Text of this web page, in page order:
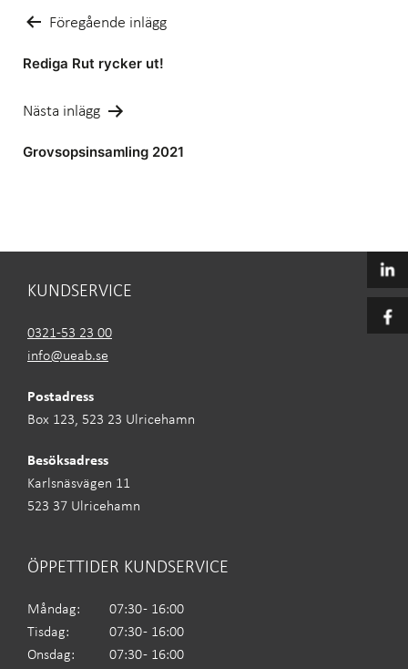
Inläggsnavigering
Föregående inlägg
Rediga Rut rycker ut!
Nästa inlägg
Grovsopsinsamling 2021
KUNDSERVICE
0321-53 23 00
info@ueab.se
Postadress
Box 123, 523 23 Ulricehamn
Besöksadress
Karlsnäsvägen 11
523 37 Ulricehamn
ÖPPETTIDER KUNDSERVICE
Måndag:
07:30 - 16:00
Tisdag:
07:30 - 16:00
Onsdag:
07:30 - 16:00